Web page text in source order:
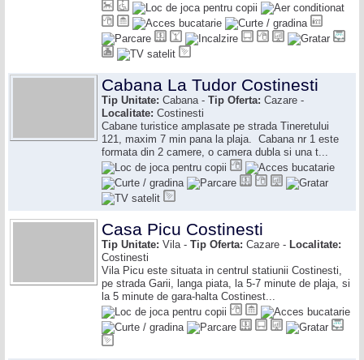
Cabana La Tudor Costinesti
Tip Unitate: Cabana - Tip Oferta: Cazare -
Localitate: Costinesti
Cabane turistice amplasate pe strada Tineretului
121, maxim 7 min pana la plaja. Cabana nr 1 este
formata din 2 camere, o camera dubla si una t...
Casa Picu Costinesti
Tip Unitate: Vila - Tip Oferta: Cazare - Localitate:
Costinesti
Vila Picu este situata in centrul statiunii Costinesti,
pe strada Garii, langa piata, la 5-7 minute de plaja, si
la 5 minute de gara-halta Costinest...